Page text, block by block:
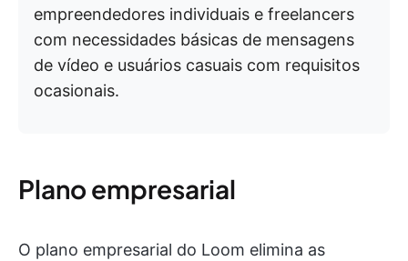
empreendedores individuais e freelancers
com necessidades básicas de mensagens
de vídeo e usuários casuais com requisitos
ocasionais.
Plano empresarial
O plano empresarial do Loom elimina as